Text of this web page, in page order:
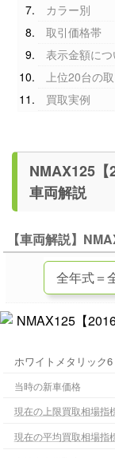
カラー別
取引価格帯
表示金額につ
上位20台の
買取実例
NMAX125【2016年
車両解説
【車両解説】
ホワイトメタリック6
当時の新車価格
現在の上限買取相場指
現在の平均買取相場指